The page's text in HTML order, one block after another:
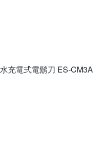
充電式電鬍刀 ES-CM3A